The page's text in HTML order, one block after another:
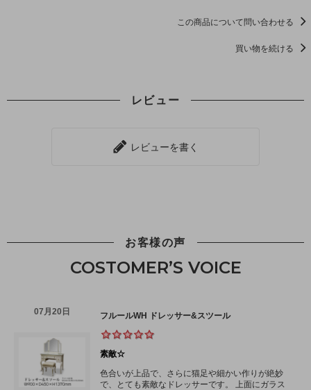
この商品について問い合わせる
買い物を続ける
レビュー
レビューを書く
お客様の声
COSTOMER’S VOICE